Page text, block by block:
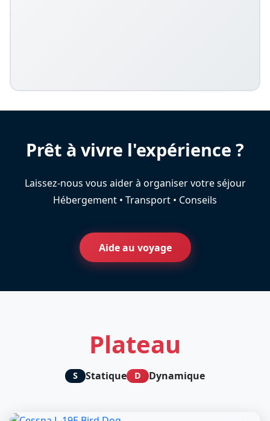
Prêt à vivre l'expérience ?
Laissez-nous vous aider à organiser votre séjour
Hébergement • Transport • Conseils
Aide au voyage
Plateau
S Statique D Dynamique